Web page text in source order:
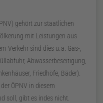
) gehört zur staatlichen
mit Leistungen aus
Verkehr sind dies u. a. Gas-,
Abwasserbeseitigung,
Friedhöfe, Bäder).
ÖPNV in diesem
soll, gibt es indes nicht.